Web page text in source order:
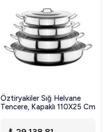
Öztiryakiler Sığ Helvane
Tencere, Kapaklı 110X25 Cm